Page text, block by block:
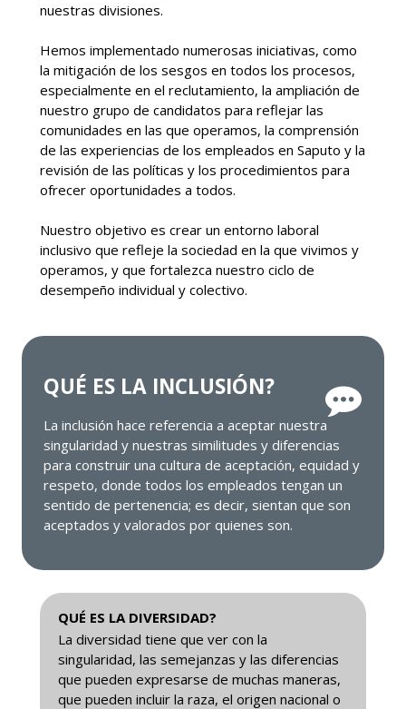
nuestras divisiones.
Hemos implementado numerosas iniciativas, como
la mitigación de los sesgos en todos los procesos,
especialmente en el reclutamiento, la ampliación de
nuestro grupo de candidatos para reflejar las
comunidades en las que operamos, la comprensión
de las experiencias de los empleados en Saputo y la
revisión de las políticas y los procedimientos para
ofrecer oportunidades a todos.
Nuestro objetivo es crear un entorno laboral
inclusivo que refleje la sociedad en la que vivimos y
operamos, y que fortalezca nuestro ciclo de
desempeño individual y colectivo.
QUÉ ES LA INCLUSIÓN?
La inclusión hace referencia a aceptar nuestra
singularidad y nuestras similitudes y diferencias
para construir una cultura de aceptación, equidad y
respeto, donde todos los empleados tengan un
sentido de pertenencia; es decir, sientan que son
aceptados y valorados por quienes son.
QUÉ ES LA DIVERSIDAD?
La diversidad tiene que ver con la
singularidad, las semejanzas y las diferencias
que pueden expresarse de muchas maneras,
que pueden incluir la raza, el origen nacional o